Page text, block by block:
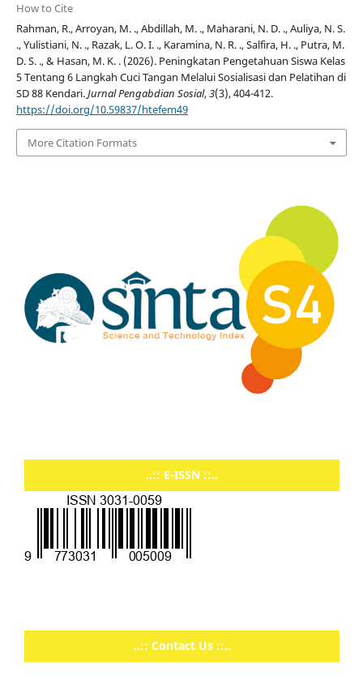
How to Cite
Rahman, R., Arroyan, M. ., Abdillah, M. ., Maharani, N. D. ., Auliya, N. S.
., Yulistiani, N. ., Razak, L. O. I. ., Karamina, N. R. ., Salfira, H. ., Putra, M.
D. S. ., & Hasan, M. K. . (2026). Peningkatan Pengetahuan Siswa Kelas
5 Tentang 6 Langkah Cuci Tangan Melalui Sosialisasi dan Pelatihan di
SD 88 Kendari.Jurnal Pengabdian Sosial,3(3), 404-412.
https://doi.org/10.59837/htefem49
More Citation Formats
..:: E-ISSN ::..
..:: Contact Us ::..